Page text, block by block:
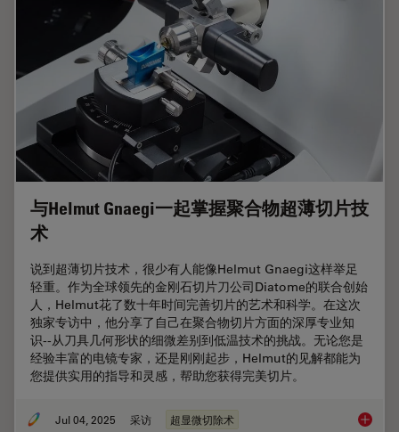
与Helmut Gnaegi一起掌握聚合物超薄切片技
术
说到超薄切片技术，很少有人能像Helmut Gnaegi这样举足
轻重。作为全球领先的金刚石切片刀公司Diatome的联合创始
人，Helmut花了数十年时间完善切片的艺术和科学。在这次
独家专访中，他分享了自己在聚合物切片方面的深厚专业知
识--从刀具几何形状的细微差别到低温技术的挑战。无论您是
经验丰富的电镜专家，还是刚刚起步，Helmut的见解都能为
您提供实用的指导和灵感，帮助您获得完美切片。
Jul 04, 2025 采访 超显微切除术 与